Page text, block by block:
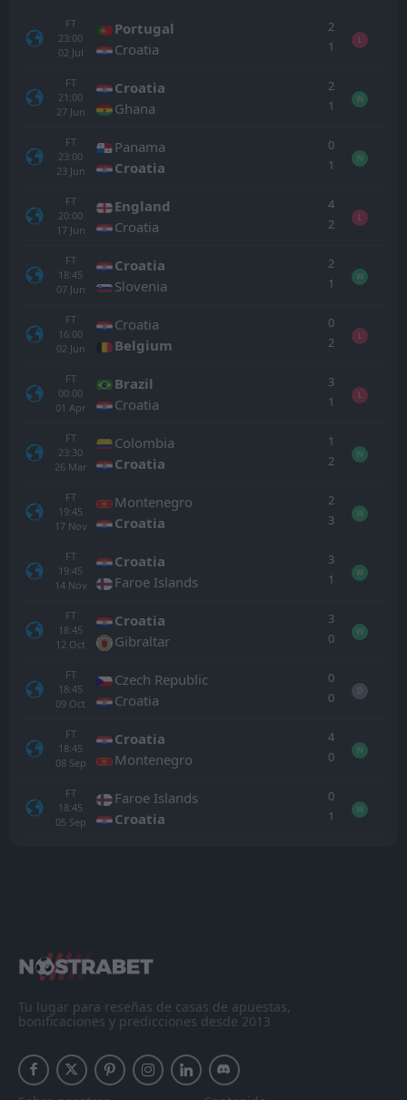
FT
23:00
02 Jul
Portugal
Croatia
2
1
L
FT
21:00
27 Jun
Croatia
Ghana
2
1
W
FT
23:00
23 Jun
Panama
Croatia
0
1
W
FT
20:00
17 Jun
England
Croatia
4
2
L
FT
18:45
07 Jun
Croatia
Slovenia
2
1
W
FT
16:00
02 Jun
Croatia
Belgium
0
2
L
FT
00:00
01 Apr
Brazil
Croatia
3
1
L
FT
23:30
26 Mar
Colombia
Croatia
1
2
W
FT
19:45
17 Nov
Montenegro
Croatia
2
3
W
FT
19:45
14 Nov
Croatia
Faroe Islands
3
1
W
FT
18:45
12 Oct
Croatia
Gibraltar
3
0
W
FT
18:45
09 Oct
Czech Republic
Croatia
0
0
D
FT
18:45
08 Sep
Croatia
Montenegro
4
0
W
FT
18:45
05 Sep
Faroe Islands
Croatia
0
1
W
FT
10
Jul
Belgium
00:00
07Jul
Belgium
Tu lugar para reseñas de casas de apuestas,
bonificaciones y predicciones desde 2013